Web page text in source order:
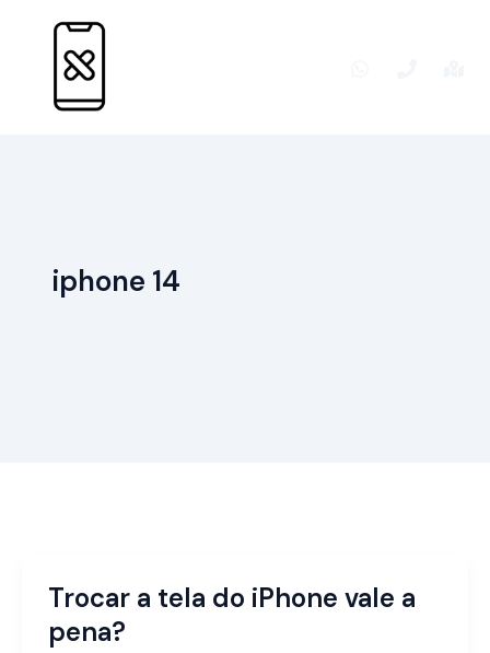
conteúdo
iphone 14
Trocar a tela do iPhone vale a
pena?
Trocar
a